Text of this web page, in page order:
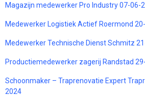
Magazijn medewerker Pro Industry 07-06-
Medewerker Logistiek Actief Roermond
Medewerker Technische Dienst Schmitz
Productiemedewerker zagerij Randstad
Schoonmaker – Traprenovatie Expert
2024